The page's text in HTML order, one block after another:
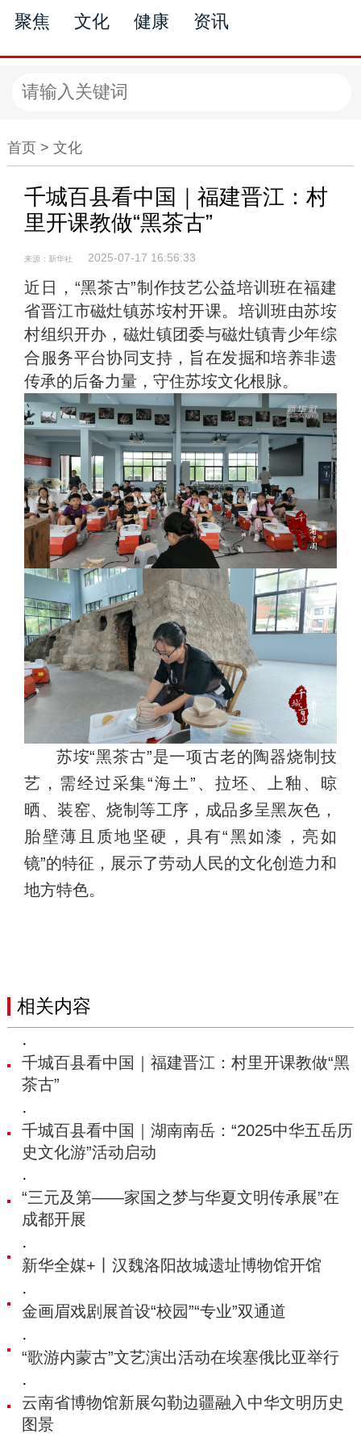
聚焦 文化 健康 资讯
首页 > 文化
千城百县看中国｜福建晋江：村
里开课教做“黑茶古”
来源：新华社 2025-07-17 16:56:33
近日，“黑茶古”制作技艺公益培训班在福建
省晋江市磁灶镇苏垵村开课。培训班由苏垵
村组织开办，磁灶镇团委与磁灶镇青少年综
合服务平台协同支持，旨在发掘和培养非遗
传承的后备力量，守住苏垵文化根脉。
苏垵“黑茶古”是一项古老的陶器烧制技
艺，需经过采集“海土”、拉坯、上釉、晾
晒、装窑、烧制等工序，成品多呈黑灰色，
胎壁薄且质地坚硬，具有“黑如漆，亮如
镜”的特征，展示了劳动人民的文化创造力和
地方特色。
相关内容
·
千城百县看中国｜福建晋江：村里开课教做“黑
茶古”
·
千城百县看中国｜湖南南岳：“2025中华五岳历
史文化游”活动启动
·
“三元及第——家国之梦与华夏文明传承展”在
成都开展
·
新华全媒+丨汉魏洛阳故城遗址博物馆开馆
·
金画眉戏剧展首设“校园”“专业”双通道
·
“歌游内蒙古”文艺演出活动在埃塞俄比亚举行
·
云南省博物馆新展勾勒边疆融入中华文明历史
图景